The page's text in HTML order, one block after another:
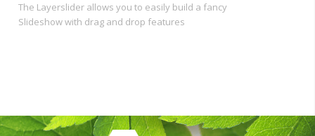
The Layerslider allows you to easily build a fancy
Slideshow with drag and drop features